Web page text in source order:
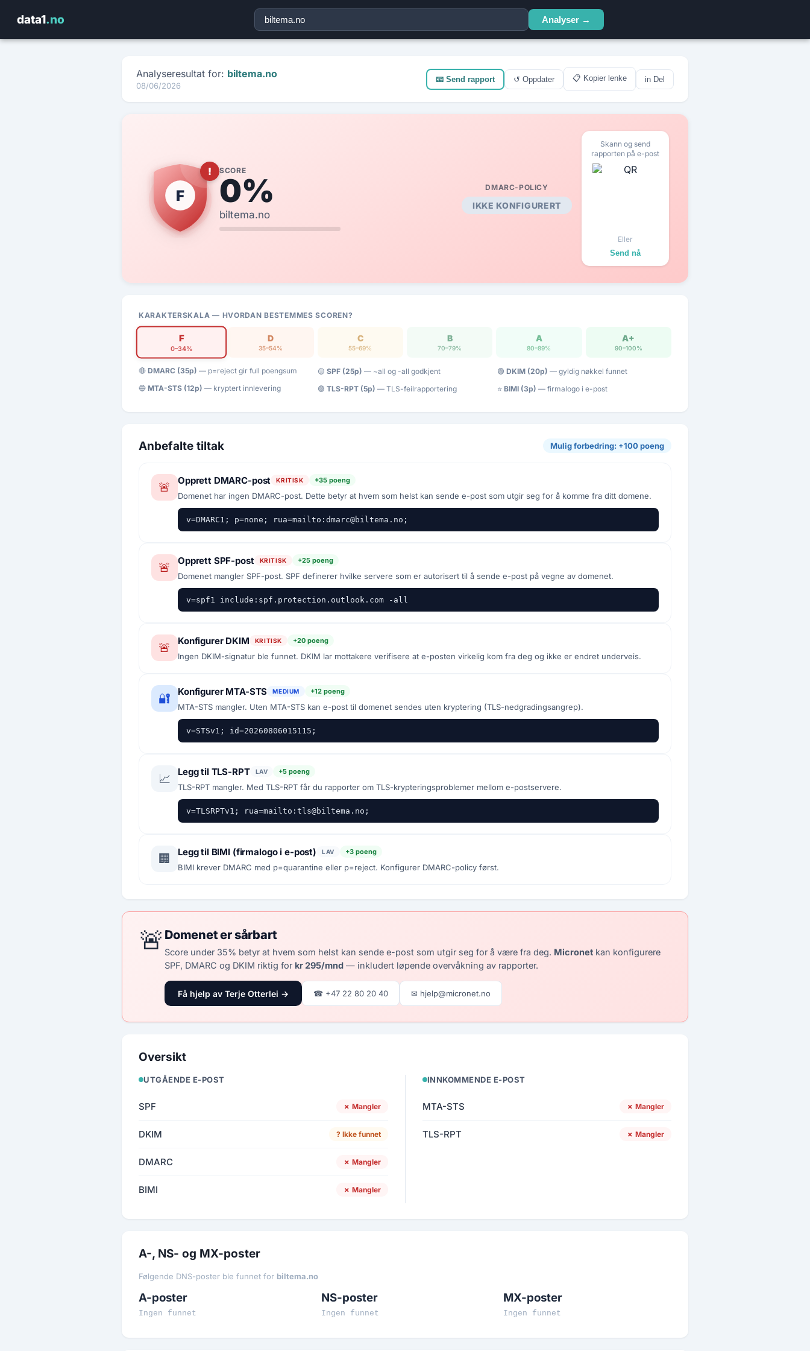
FIRMA*
Avbryt Send rapport
data1.no Analyser →
Analyseresultat for: biltema.no
08/06/2026
📧 Send rapport ↺ Oppdater 📋 Kopier lenke in Del
F
! SCORE
0%
biltema.no
DMARC-POLICY
IKKE KONFIGURERT
Skann og send
rapporten på e-post
Eller
Send nå
KARAKTERSKALA — HVORDAN BESTEMMES SCOREN?
F
0–34%
D
35–54%
C
55–69%
B
70–79%
A
80–89%
A+
90–100%
🔴 DMARC (35p) — p=reject gir full poengsum 🟡SPF (25p) — ~all og -all godkjent 🟢 DKIM (20p) — gyldig nøkkel funnet
🔵 MTA-STS (12p) — kryptert innlevering 🟣TLS-RPT (5p) — TLS-feilrapportering ⭐ BIMI (3p) — firmalogo i e-post
Anbefalte tiltak Mulig forbedring: +100 poeng
🚨 Opprett DMARC-post KRITISK +35 poeng
Domenet har ingen DMARC-post. Dette betyr at hvem som helst kan sende e-post som utgir seg for å komme fra ditt domene.
v=DMARC1; p=none; rua=mailto:dmarc@biltema.no;
🚨 Opprett SPF-post KRITISK +25 poeng
Domenet mangler SPF-post. SPF definerer hvilke servere som er autorisert til å sende e-post på vegne av domenet.
v=spf1 include:spf.protection.outlook.com -all
🚨 Konfigurer DKIM KRITISK +20 poeng
Ingen DKIM-signatur ble funnet. DKIM lar mottakere verifisere at e-posten virkelig kom fra deg og ikke er endret underveis.
🔐 Konfigurer MTA-STS MEDIUM +12 poeng
MTA-STS mangler. Uten MTA-STS kan e-post til domenet sendes uten kryptering (TLS-nedgradingsangrep).
v=STSv1; id=20260806015115;
📈 Legg til TLS-RPT LAV +5 poeng
TLS-RPT mangler. Med TLS-RPT får du rapporter om TLS-krypteringsproblemer mellom e-postservere.
v=TLSRPTv1; rua=mailto:tls@biltema.no;
🏢 Legg til BIMI (firmalogo i e-post) LAV +3 poeng
BIMI krever DMARC med p=quarantine eller p=reject. Konfigurer DMARC-policy først.
🚨 Domenet er sårbart
Score under 35% betyr at hvem som helst kan sende e-post som utgir seg for å være fra deg. Micronet kan konfigurere
SPF, DMARC og DKIM riktig for kr 295/mnd — inkludert løpende overvåkning av rapporter.
Få hjelp av Terje Otterlei → ☎ +47 22 80 20 40 ✉ hjelp@micronet.no
Oversikt
UTGÅENDE E-POST
SPF ✗ Mangler
DKIM ? Ikke funnet
DMARC ✗ Mangler
BIMI ✗ Mangler
INNKOMMENDE E-POST
MTA-STS ✗ Mangler
TLS-RPT ✗ Mangler
A-, NS- og MX-poster
Følgende DNS-poster ble funnet for biltema.no
A-poster
Ingen funnet
NS-poster
Ingen funnet
MX-poster
Ingen funnet